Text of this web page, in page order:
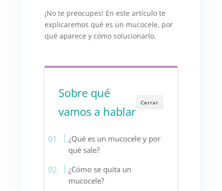
¡No te preocupes! En este artículo te
explicaremos qué es un mucocele, por
qué aparece y cómo solucionarlo.
Cerrar
Sobre qué
vamos a hablar
¿Qué es un mucocele y por
qué sale?
¿Cómo se quita un
mucocele?